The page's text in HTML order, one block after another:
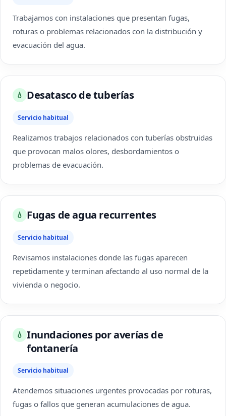
Trabajamos con instalaciones que presentan fugas,
roturas o problemas relacionados con la distribución y
evacuación del agua.
💧 Desatasco de tuberías
Servicio habitual
Realizamos trabajos relacionados con tuberías obstruidas
que provocan malos olores, desbordamientos o
problemas de evacuación.
💧 Fugas de agua recurrentes
Servicio habitual
Revisamos instalaciones donde las fugas aparecen
repetidamente y terminan afectando al uso normal de la
vivienda o negocio.
💧 Inundaciones por averías de
fontanería
Servicio habitual
Atendemos situaciones urgentes provocadas por roturas,
fugas o fallos que generan acumulaciones de agua.